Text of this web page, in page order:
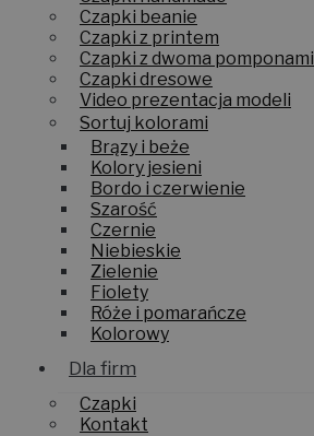
Czapki beanie
Czapki z printem
Czapki z dwoma pomponami
Czapki dresowe
Video prezentacja modeli
Sortuj kolorami
Brązy i beże
Kolory jesieni
Bordo i czerwienie
Szarość
Czernie
Niebieskie
Zielenie
Fiolety
Róże i pomarańcze
Kolorowy
Dla firm
Czapki
Kontakt